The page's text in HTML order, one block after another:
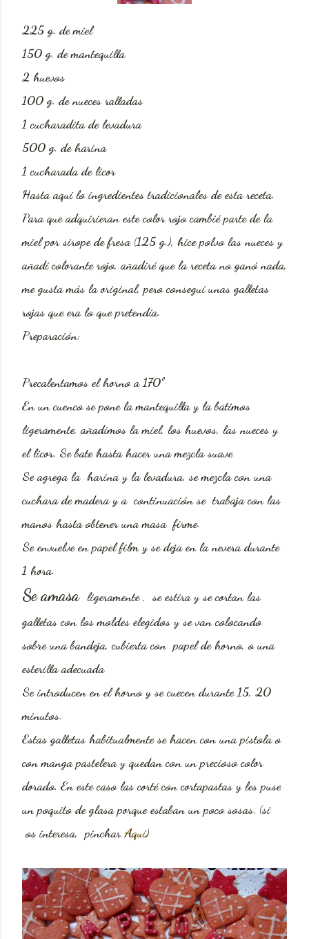
225 g. de miel
150 g. de mantequilla
2 huevos
100 g. de nueces ralladas
1 cucharadita de levadura
500 g. de harina
1 cucharada de licor
Hasta aquí lo ingredientes tradicionales de esta receta.
Para que adquirieran este color rojo cambié parte de la
miel por sirope de fresa (125 g.), hice polvo las nueces y
añadí colorante rojo, añadiré que la receta no ganó nada,
me gusta más la original, pero conseguí unas galletas
rojas que era lo que pretendía.
Preparación:
Precalentamos el horno a 170º
En un cuencose pone la mantequilla y la batimos
ligeramente, añadimos la miel, los huevos, las nueces y
el licor. Se bate hasta hacer una mezcla suave
Se agrega la harina y la levadura, se mezcla con una
cuchara de madera y a continuación se trabaja con las
manos hasta obtener una masa firme.
Se envuelveen papel film y se deja en la nevera durante
1 hora.
Se amasa ligeramente , se estira y se cortan las
galletas con los moldes elegidos y se van colocando
sobre una bandeja, cubierta con papel de horno, o una
esterilla adecuada
Se introducenen el horno y se cuecen durante 15, 20
minutos.
Estas galletas habitualmente se hacen con una pistola o
con manga pastelera y quedan con un precioso color
dorado. En este caso las corté con cortapastas y les puse
un poquito de glasa porque estaban un poco sosas. (si
os interesa, pincharAquí)